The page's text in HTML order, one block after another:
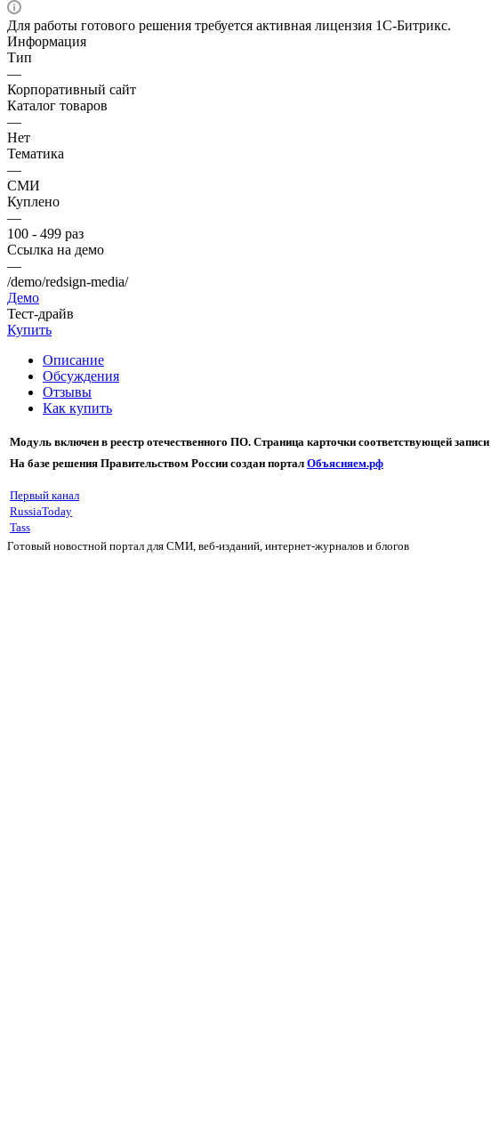
Для работы готового решения требуется активная лицензия 1С-Битрикс.
Информация
Тип
—
Корпоративный сайт
Каталог товаров
—
Нет
Тематика
—
СМИ
Куплено
—
100 - 499 раз
Ссылка на демо
—
/demo/redsign-media/
Демо
Тест-драйв
Купить
Описание
Обсуждения
Отзывы
Как купить
Модуль включен в реестр отечественного ПО. Страница карточки соответствующей записи
На базе решения Правительством России создан портал Объясняем.рф
Первый канал
RussiaToday
Tass
Готовый новостной портал для СМИ, веб-изданий, интернет-журналов и блогов